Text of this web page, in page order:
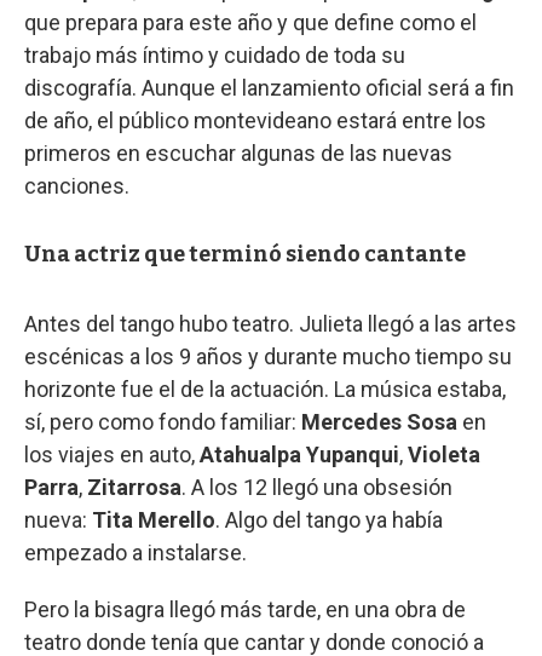
que prepara para este año y que define como el
trabajo más íntimo y cuidado de toda su
discografía. Aunque el lanzamiento oficial será a fin
de año, el público montevideano estará entre los
primeros en escuchar algunas de las nuevas
canciones.
Una actriz que terminó siendo cantante
Antes del tango hubo teatro. Julieta llegó a las artes
escénicas a los 9 años y durante mucho tiempo su
horizonte fue el de la actuación. La música estaba,
sí, pero como fondo familiar: Mercedes Sosa en
los viajes en auto,Atahualpa Yupanqui,Violeta
Parra, Zitarrosa. A los 12 llegó una obsesión
nueva: Tita Merello. Algo del tango ya había
empezado a instalarse.
Pero la bisagra llegó más tarde, en una obra de
teatro donde tenía que cantar y donde conoció a